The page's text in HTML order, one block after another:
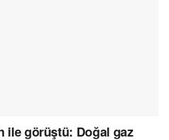
ile görüştü: Doğal gaz